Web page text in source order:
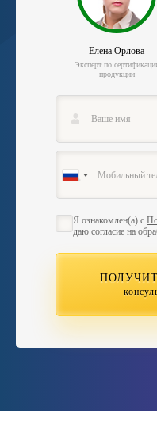
Елена Орлова
Эксперт по
продукции
Я ознакомлен(а) с
даю согласие на